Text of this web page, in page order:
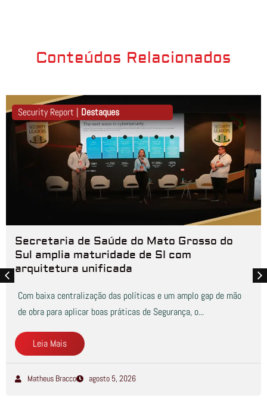
Conteúdos Relacionados
Security Report | Destaques
Secretaria de Saúde do Mato Grosso do
Sul amplia maturidade de SI com
arquitetura unificada
Com baixa centralização das políticas e um amplo gap de mão
de obra para aplicar boas práticas de Segurança, o...
Leia Mais
Matheus Bracco agosto 5, 2026